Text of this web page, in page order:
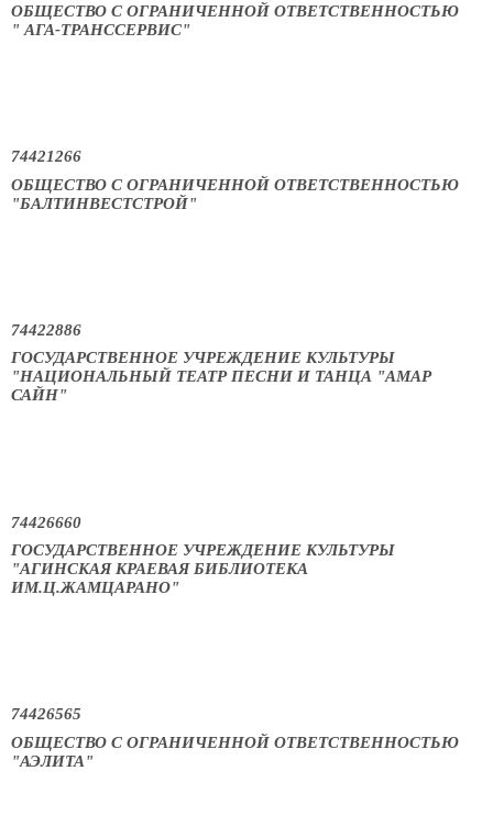
ОБЩЕСТВО С ОГРАНИЧЕННОЙ ОТВЕТСТВЕННОСТЬЮ
" АГА-ТРАНССЕРВИС"
74421266
ОБЩЕСТВО С ОГРАНИЧЕННОЙ ОТВЕТСТВЕННОСТЬЮ
"БАЛТИНВЕСТСТРОЙ"
74422886
ГОСУДАРСТВЕННОЕ УЧРЕЖДЕНИЕ КУЛЬТУРЫ
"НАЦИОНАЛЬНЫЙ ТЕАТР ПЕСНИ И ТАНЦА "АМАР
САЙН"
74426660
ГОСУДАРСТВЕННОЕ УЧРЕЖДЕНИЕ КУЛЬТУРЫ
"АГИНСКАЯ КРАЕВАЯ БИБЛИОТЕКА
ИМ.Ц.ЖАМЦАРАНО"
74426565
ОБЩЕСТВО С ОГРАНИЧЕННОЙ ОТВЕТСТВЕННОСТЬЮ
"АЭЛИТА"